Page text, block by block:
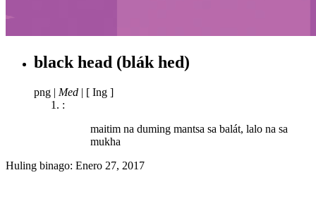
black head (blák hed)
png | Med | [ Ing ]
:
maitim na duming mantsa sa balát, lalo na sa
mukha
Huling binago: Enero 27, 2017